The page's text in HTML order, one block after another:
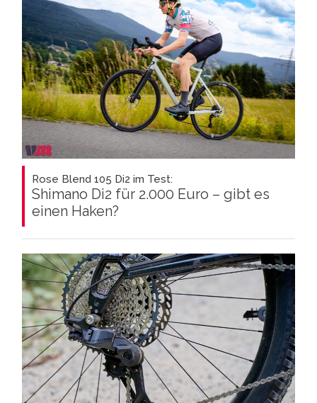
Rose Blend 105 Di2 im Test:
Shimano Di2 für 2.000 Euro – gibt es
einen Haken?